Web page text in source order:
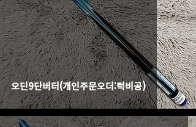
오딘9단버터(개인주문오더:럭비공)